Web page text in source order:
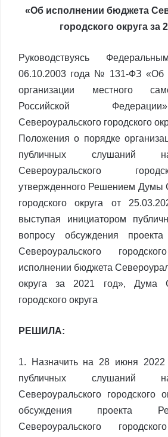
«Об исполнении бюджета
городского округа за
Руководствуясь
06.10.2003 года № 131-ФЗ «Об
организации местного
Российской
Североуральского городского
Положения о порядке
публичных слушаний
Североуральского
утвержденного Решением Думы
городского округа от
выступая инициатором
вопросу обсуждения
Североуральского
исполнении бюджета
округа за 2021 год», Дума
городского округа
РЕШИЛА:
1. Назначить на 28 июня 2022
публичных слушаний
Североуральского городского
обсуждения проекта
Североуральского